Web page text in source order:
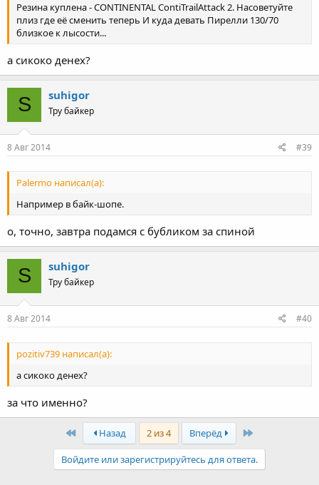
Резина куплена - CONTINENTAL ContiTrailAttack 2. Насоветуйте
плиз где её сменить теперь И куда девать Пирелли 130/70
близкое к лысости...
а сикоко денех?
S suhigor
Тру байкер
8 Авг 2014 #39
Palermo написал(а):
Например в байк-шопе.
о, точно, завтра подамся с бубликом за спиной
S suhigor
Тру байкер
8 Авг 2014 #40
pozitiv739 написал(а):
а сикоко денех?
за что именно?
First Назад 2 из 4 Вперёд Last
Войдите или зарегистрируйтесь для ответа.